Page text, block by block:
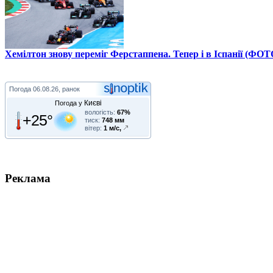
Хемілтон знову переміг Ферстаппена. Тепер і в Іспанії
Погода 06.08.26, ранок
Погода у Києві
+25° вологість: 67%
тиск: 748 мм
вітер: 1 м/с,
Реклама